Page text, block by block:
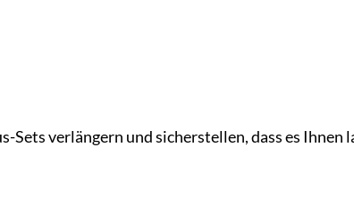
Sets verlängern und sicherstellen, dass es Ihnen